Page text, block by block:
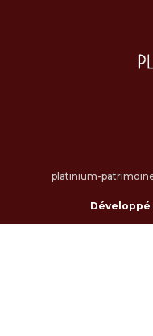
platinium-
Développé